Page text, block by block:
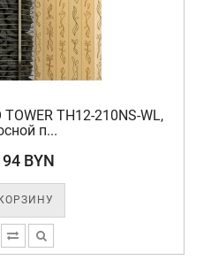
TH12-210NS-WL,
п...
BYN